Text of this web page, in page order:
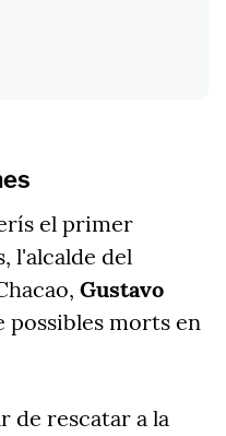
el primer
l'alcalde del
Gustavo
morts en
de rescatar a la